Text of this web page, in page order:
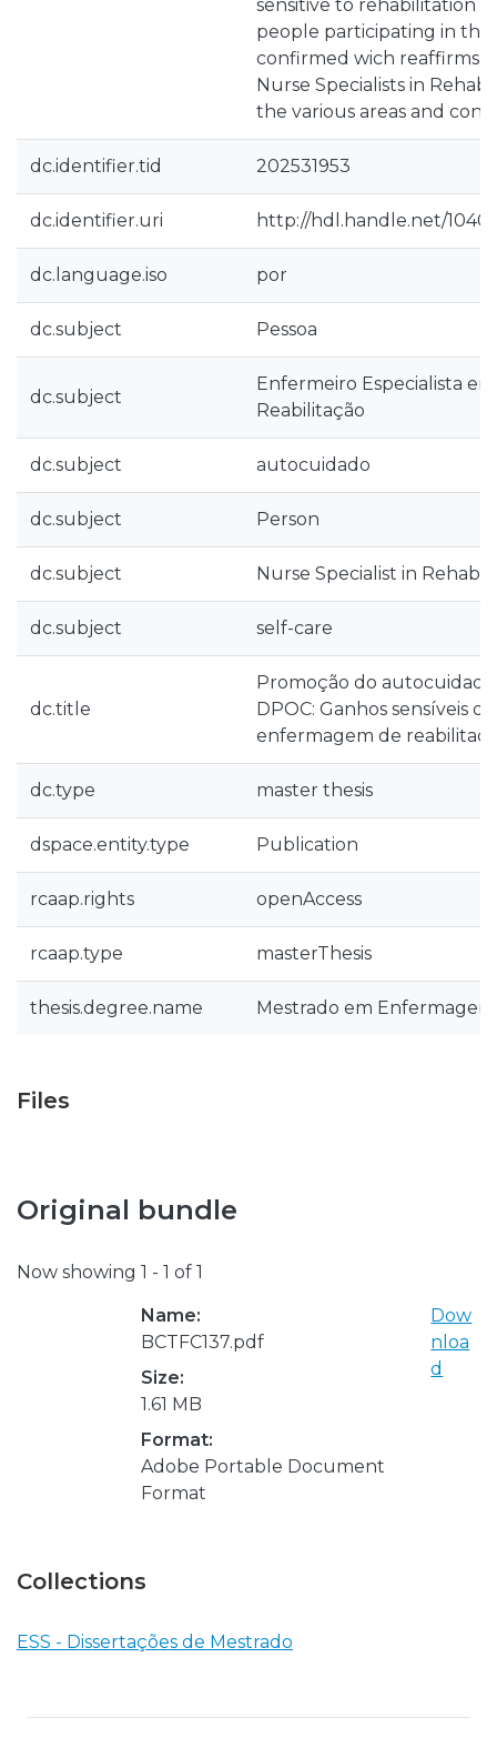
sensitive to rehabilitation
people participating in this
confirmed wich reaffirms
Nurse Specialists in
the various areas and
dc.identifier.tid 202531953
dc.identifier.uri http://hdl.handle.net/
dc.language.iso por
dc.subject Pessoa
dc.subject
Enfermeiro Especialista
Reabilitação
dc.subject autocuidado
dc.subject Person
dc.subject Nurse Specialist in
dc.subject self-care
dc.title
Promoção do autocuidado
DPOC: Ganhos sensíveis
enfermagem de
dc.type master thesis
dspace.entity.type Publication
rcaap.rights openAccess
rcaap.type masterThesis
thesis.degree.name Mestrado em Enfermagem
Files
Original bundle
Now showing 1 - 1 of 1
Name:
BCTFC137.pdf
Size:
1.61 MB
Format:
Adobe Portable Document
Format
Dow
nloa
d
Collections
ESS - Dissertações de Mestrado